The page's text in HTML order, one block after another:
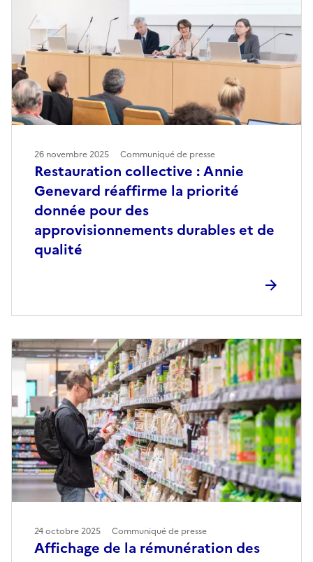
Restauration collective : Annie
Genevard réaffirme la priorité
donnée pour des
approvisionnements durables et de
qualité
26 novembre 2025 Communiqué de presse
Affichage de la rémunération des
24 octobre 2025 Communiqué de presse